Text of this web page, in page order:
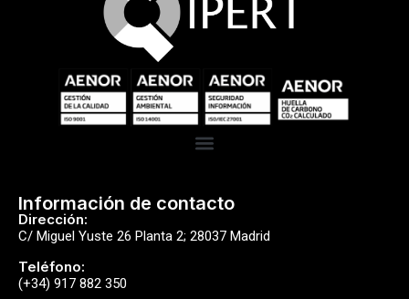
Información de contacto
Dirección:
C/ Miguel Yuste 26 Planta 2; 28037 Madrid
Teléfono:
(+34) 917 882 350